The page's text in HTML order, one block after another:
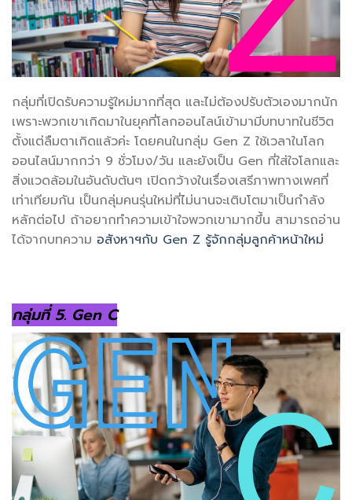
กลุ่มที่เปิดรับความรู้ใหม่มากที่สุด และไม่ต้องปรับตัวเองมากนัก
เพราะพวกเขาเกิดมาในยุคที่โลกออนไลน์เข้ามามีบทบาทในชีวิต
ตั้งแต่ลืมตาเกิดแล้วค่ะ โดยคนในกลุ่ม Gen Z ใช้เวลาในโลก
ออนไลน์มากกว่า 9 ชั่วโมง/วัน และยังเป็น Gen ที่ใส่ใจโลกและ
สิ่งแวดล้อมในอันดับต้นๆ เปิดกว้างในเรื่องเสรีภาพทางเพศที่
เท่าเทียมกัน เป็นกลุ่มคนรุ่นใหม่ที่ไม่นานจะเติบโตมาเป็นกำลัง
หลักต่อไป ถ้าอยากทำความเข้าใจพวกเขามากขึ้น สามารถอ่าน
ได้จากบทความ อสังหาฯกับ Gen Z รู้จักกลุ่มลูกค้าหน้าใหม่
กลุ่มที่ 5. Gen C